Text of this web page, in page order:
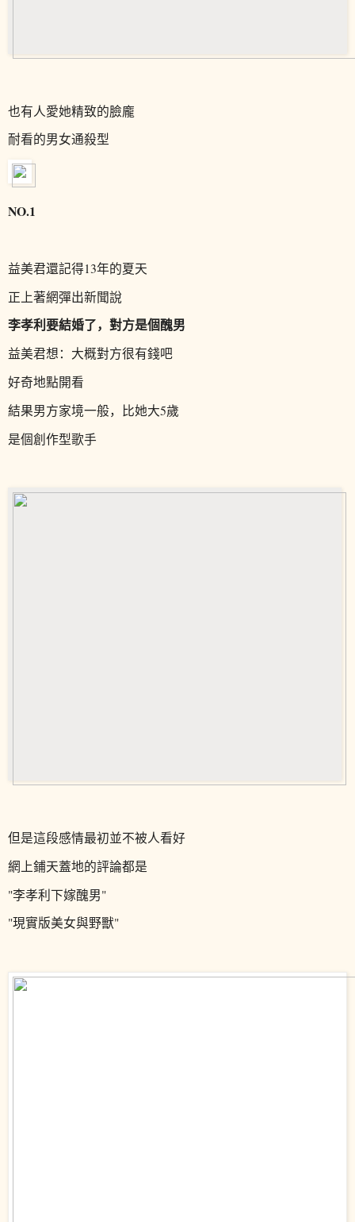
也有人愛她精致的臉龐
耐看的男女通殺型
NO.1
益美君還記得13年的夏天
正上著網彈出新聞說
李孝利要結婚了，對方是個醜男
益美君想：大概對方很有錢吧
好奇地點開看
結果男方家境一般，比她大5歲
是個創作型歌手
但是這段感情最初並不被人看好
網上鋪天蓋地的評論都是
"李孝利下嫁醜男"
"現實版美女與野獸"